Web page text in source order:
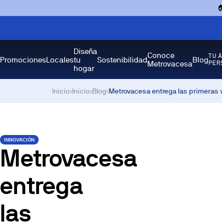
PromocionesLocales
Diseña
tu
hogar
SostenibilidadConoce
MetrovacesaBlogTU
Inicio›Inicio›Blog›Metrovacesa entrega las
INNOVACIÓN
Metrovacesa
entrega
las